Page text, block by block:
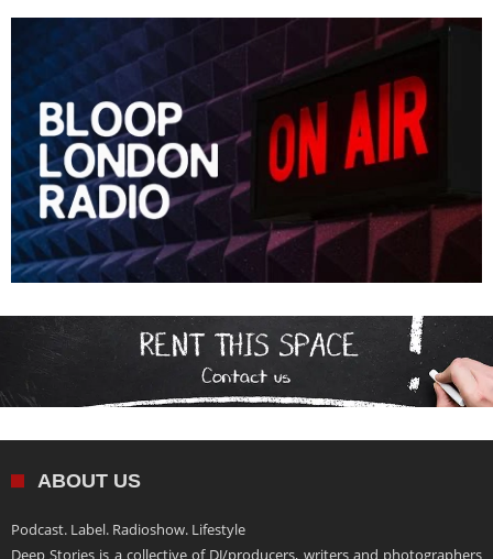
ABOUT US
Podcast. Label. Radioshow. Lifestyle
Deep Stories is a collective of DJ/producers, writers and photographers